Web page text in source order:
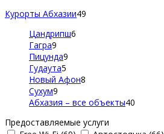
Курорты Абхазии49
Цандрипш6
Гагра9
Пицунда9
Гудаута5
Новый Афон8
Сухум9
Абхазия – все объекты40
Предоставляемые услуги